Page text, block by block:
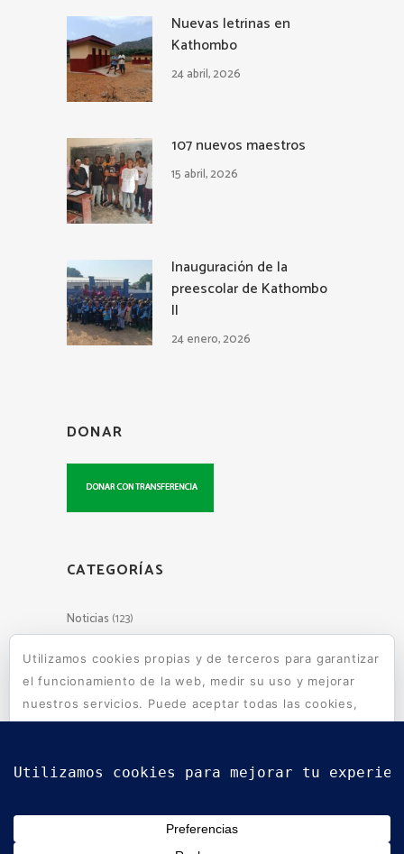
Nuevas letrinas en
Kathombo
24 abril, 2026
107 nuevos maestros
15 abril, 2026
Inauguración de la
preescolar de Kathombo
II
24 enero, 2026
DONAR
CATEGORÍAS
Noticias(123)
Escuelas de Wara Wara en tu
mail
Suscribirse
Utilizamos cookies propias y de terceros para garantizar
el funcionamiento de la web, medir su uso y mejorar
nuestros servicios. Puede aceptar todas las cookies,
rechazar las no necesarias o configurar sus
Rechazar